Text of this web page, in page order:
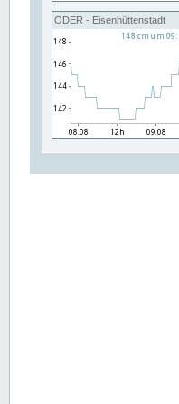
ODER - Eisenhüttenstadt